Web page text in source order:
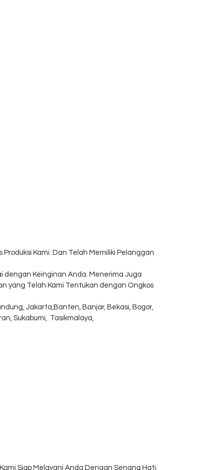
Kami. Dan Telah Memiliki Pelanggan
dengan Keinginan Anda. Menerima Juga
yang Telah Kami Tentukan dengan Ongkos
Jakarta,Banten, Banjar, Bekasi, Bogor,
Sukabumi, Tasikmalaya,
Siap Melayani Anda Dengan Senang Hati.